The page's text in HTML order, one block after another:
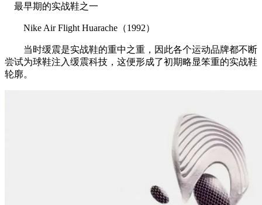
最早期的实战鞋之一
Nike Air Flight Huarache（1992）
当时缓震是实战鞋的重中之重，因此各个运动品牌都不断
尝试为球鞋注入缓震科技，这便形成了初期略显笨重的实战鞋
轮廓。